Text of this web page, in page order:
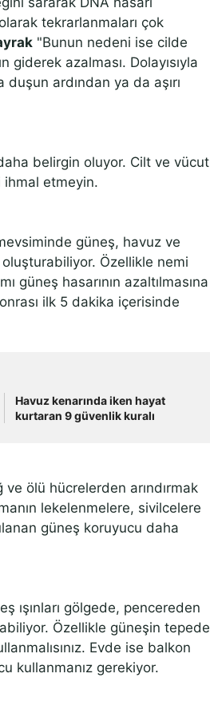
tekrarlanmaları çok
"Bunun nedeni ise cilde
azalması. Dolayısıyla
ardından ya da aşırı
belirgin oluyor. Cilt ve vücut
ihmal etmeyin.
güneş, havuz ve
Özellikle nemi
güneş hasarının azaltılmasına
ilk 5 dakika içerisinde
Havuz kenarında iken hayat
kurtaran 9 güvenlik kuralı
ölü hücrelerden arındırmak
lekelenmelere, sivilcelere
güneş koruyucu daha
ışınları gölgede, pencereden
Özellikle güneşin tepede
Evde ise balkon
kullanmanız gerekiyor.